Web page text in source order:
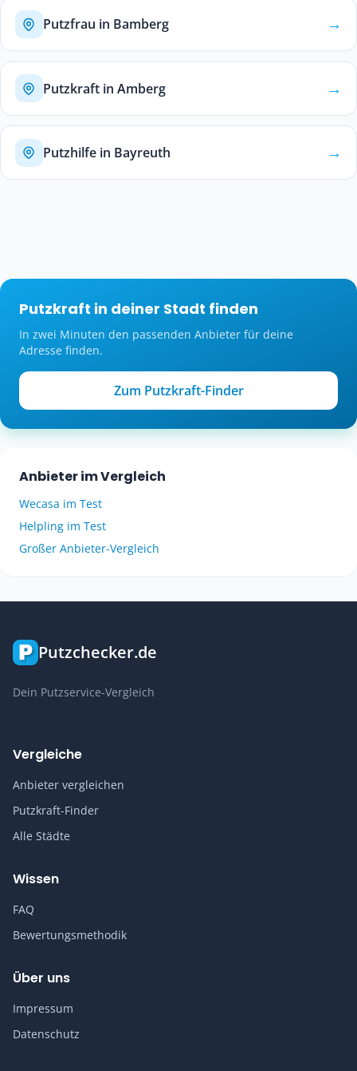
Putzfrau in Bamberg →
Putzkraft in Amberg →
Putzhilfe in Bayreuth →
Putzkraft in deiner Stadt finden
In zwei Minuten den passenden Anbieter für deine
Adresse finden.
Zum Putzkraft-Finder
Anbieter im Vergleich
Wecasa im Test
Helpling im Test
Großer Anbieter-Vergleich
Putzchecker.de
Dein Putzservice-Vergleich
Vergleiche
Anbieter vergleichen
Putzkraft-Finder
Alle Städte
Wissen
FAQ
Bewertungsmethodik
Über uns
Impressum
Datenschutz